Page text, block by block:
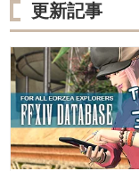
更新記事